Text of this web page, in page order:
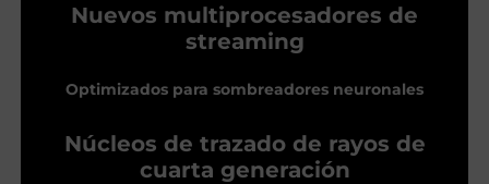
Nuevos multiprocesadores de
streaming
Optimizados para sombreadores neuronales
Núcleos de trazado de rayos de
cuarta generación